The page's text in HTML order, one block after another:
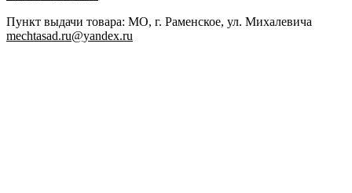
Пункт выдачи товара: МО, г. Раменское, ул. Михалевича
mechtasad.ru@yandex.ru